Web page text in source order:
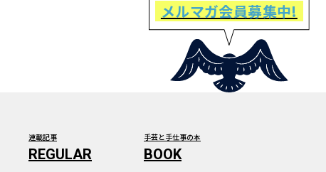
メルマガ会員募集中!
連載記事 手芸と手仕事の本